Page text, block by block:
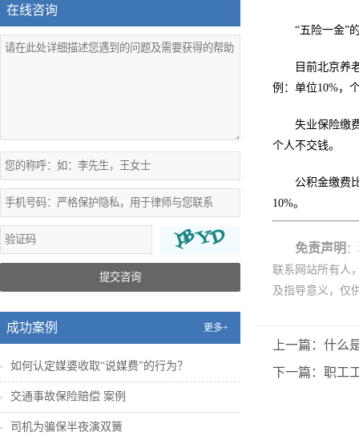
在线咨询
提交咨询
成功案例 更多+
如何认定媒婆收取“说媒费”的行为？
交通事故保险赔偿 案例
司机为骗保半夜演双簧
“五险一金”
目前北京养
例：单位10%，
失业保险缴
个人不交钱。
公积金缴费
10%。
免责声明
联系网站所有人
及指导意义，仅
上一篇：什么
下一篇：职工